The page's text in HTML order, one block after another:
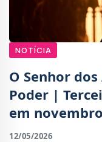
NOTÍCIA
O Senhor
Poder |
em
12/05/2026